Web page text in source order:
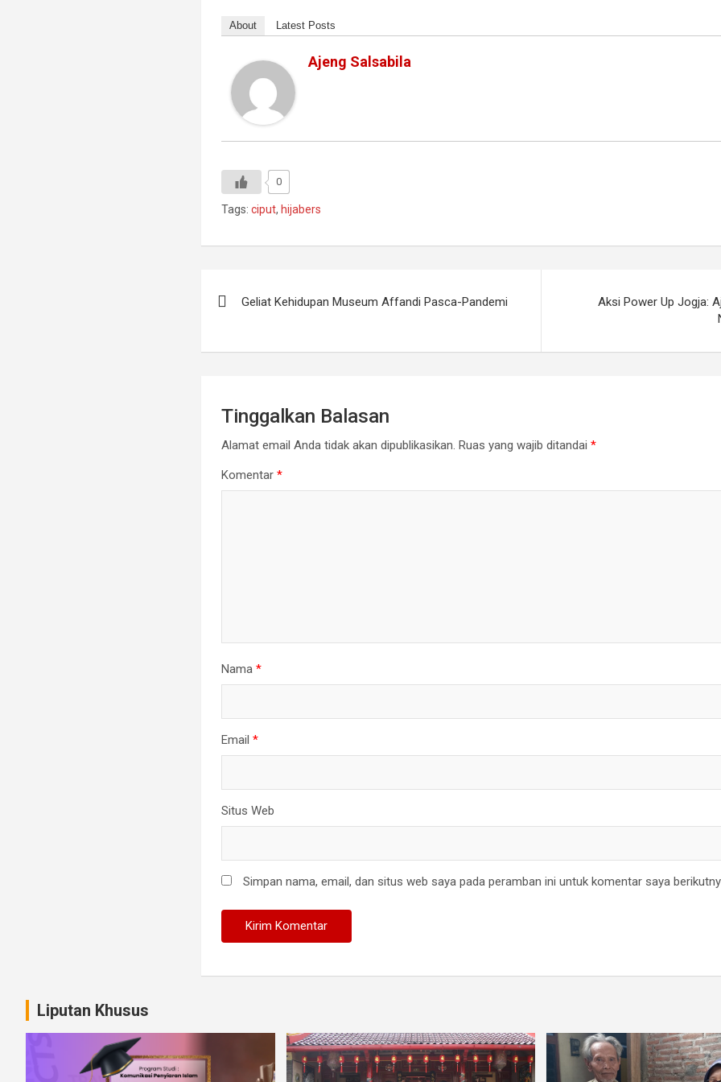
About Latest Posts
Ajeng Salsabila
0
Tags: ciput, hijabers
Geliat Kehidupan Museum Affandi Pasca-Pandemi
Aksi Power Up Jogja:
Tinggalkan Balasan
Alamat email Anda tidak akan dipublikasikan. Ruas yang wajib ditandai*
Komentar*
Nama*
Email*
Situs Web
Simpan nama, email, dan situs web saya pada peramban ini untuk komentar saya
Liputan Khusus